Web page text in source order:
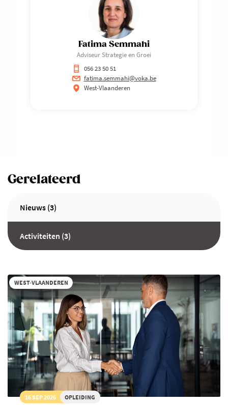
Fatima Semmahi
Adviseur Strategie en Groei
056 23 50 51
fatima.semmahi@voka.be
West-Vlaanderen
Gerelateerd
Nieuws (3)
Activiteiten (3)
WEST-VLAANDEREN
16 SEP 2026 OPLEIDING